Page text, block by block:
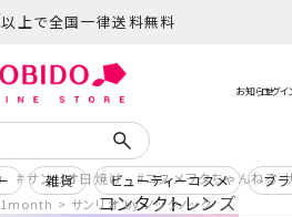
上で全国一律送料無料
サンリオ日焼け コスメヲタちゃんねる
コンタクトレンズ
雑貨 ビューティーコスメ ブ
1month サンリオ by ノックノック